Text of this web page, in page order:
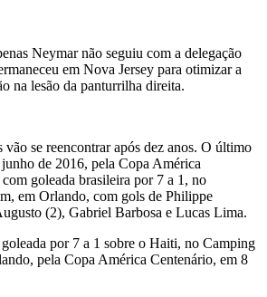
Neymar não seguiu com a delegação
em Nova Jersey para otimizar a
na lesão da panturrilha direita.
vão se reencontrar após dez anos. O último
de 2016, pela Copa América
goleada brasileira por 7 a 1, no
em Orlando, com gols de Philippe
(2), Gabriel Barbosa e Lucas Lima.
por 7 a 1 sobre o Haiti, no Camping
pela Copa América Centenário, em 8